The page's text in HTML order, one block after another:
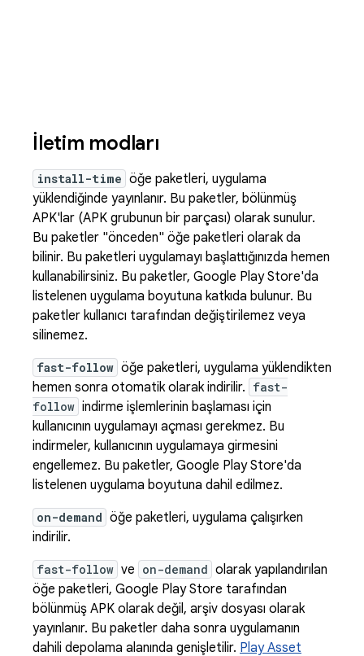
İletim modları
install-time öğe paketleri, uygulama
yüklendiğinde yayınlanır. Bu paketler, bölünmüş
APK'lar (APK grubunun bir parçası) olarak sunulur.
Bu paketler "önceden" öğe paketleri olarak da
bilinir. Bu paketleri uygulamayı başlattığınızda hemen
kullanabilirsiniz. Bu paketler, Google Play Store'da
listelenen uygulama boyutuna katkıda bulunur. Bu
paketler kullanıcı tarafından değiştirilemez veya
silinemez.
fast-follow öğe paketleri, uygulama yüklendikten
hemen sonra otomatik olarak indirilir. fast-
follow indirme işlemlerinin başlaması için
kullanıcının uygulamayı açması gerekmez. Bu
indirmeler, kullanıcının uygulamaya girmesini
engellemez. Bu paketler, Google Play Store'da
listelenen uygulama boyutuna dahil edilmez.
on-demand öğe paketleri, uygulama çalışırken
indirilir.
fast-follow ve on-demand olarak yapılandırılan
öğe paketleri, Google Play Store tarafından
bölünmüş APK olarak değil, arşiv dosyası olarak
yayınlanır. Bu paketler daha sonra uygulamanın
dahili depolama alanında genişletilir. Play Asset